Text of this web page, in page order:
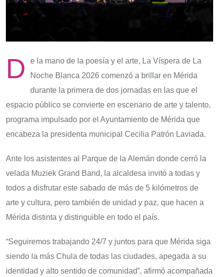
D
e la mano de la poesía y el arte, La Víspera de La
Noche Blanca 2026 comenzó a brillar en Mérida
durante la primera de dos jornadas en las que el
espacio público se convierte en escenario de arte y talento,
programa impulsado por el Ayuntamiento de Mérida que
encabeza la presidenta municipal Cecilia Patrón Laviada.
Ante los asistentes al Parque de la Alemán donde cerró la
velada Muziek Grand Band, la alcaldesa invitó a todas y
todos a disfrutar este sabado de más de 5 kilómetros de
arte y cultura, pero también de unidad y paz, que hacen a
Mérida distinta y distinguible en todo el país.
“Seguiremos trabajando 24/7 y juntos para que Mérida siga
siendo la más Chula de todas las ciudades, apegada a su
identidad y alto sentido de comunidad”, afirmó acompañada